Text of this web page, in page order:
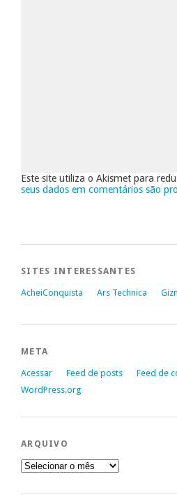
Este site utiliza o Akismet para
seus dados em comentários são
SITES INTERESSANTES
AcheiConquista Ars Technica
META
Acessar Feed de posts
Feed de
WordPress.org
ARQUIVO
Arquivo